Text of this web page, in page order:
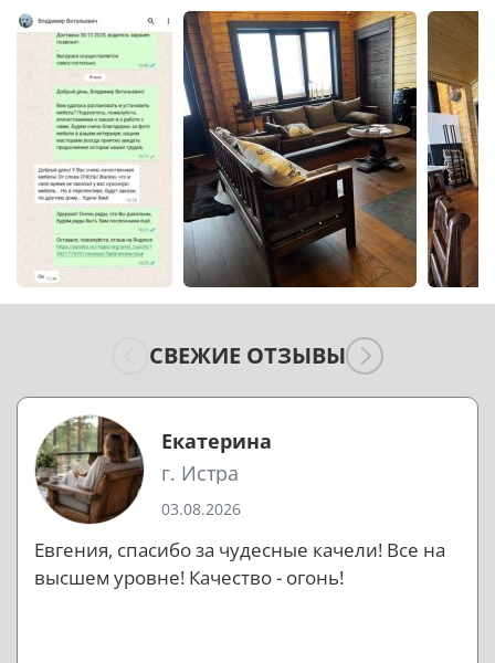
СВЕЖИЕ ОТЗЫВЫ
Екатерина
г. Истра
03.08.2026
Евгения, спасибо за чудесные качели! Все на
высшем уровне! Качество - огонь!